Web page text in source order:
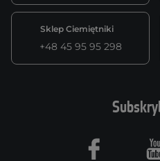
Sklep Ciemiętniki
+48 45 95 95 298
Facebook